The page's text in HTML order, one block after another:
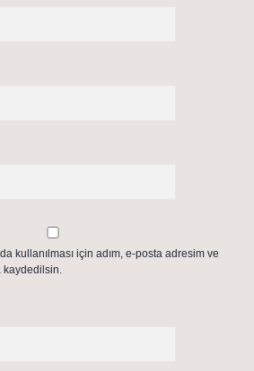
kullanılması için adım, e-posta adresim ve
kaydedilsin.